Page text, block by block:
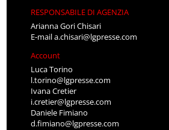
RESPONSABILE DI AGENZIA
Arianna Gori Chisari
E-maila.chisari@lgpresse.com
Account
Luca Torino
l.torino@lgpresse.com
Ivana Cretier
i.cretier@lgpresse.com
Daniele Fimiano
d.fimiano@lgpresse.com